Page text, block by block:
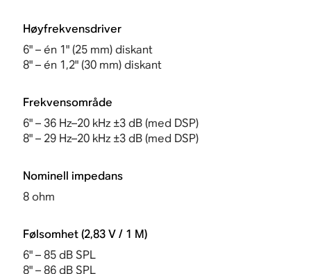
Høyfrekvensdriver
6" – én 1" (25 mm) diskant
8" – én 1,2" (30 mm) diskant
Frekvensområde
6" – 36 Hz–20 kHz ±3 dB (med DSP)
8" – 29 Hz–20 kHz ±3 dB (med DSP)
Nominell impedans
8 ohm
Følsomhet (2,83 V / 1 M)
6" – 85 dB SPL
8" – 86 dB SPL